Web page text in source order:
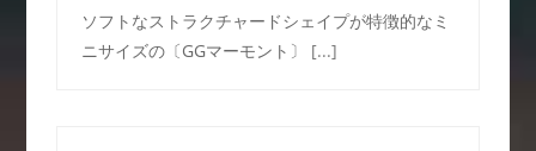
ソフトなストラクチャードシェイプが特徴的なミ
ニサイズの〔GGマーモント〕 [...]